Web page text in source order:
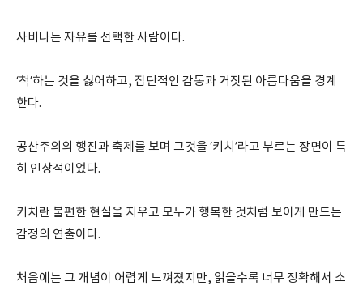
사비나는 자유를 선택한 사람이다.
‘척’하는 것을 싫어하고, 집단적인 감동과 거짓된 아름다움을 경계
한다.
공산주의의 행진과 축제를 보며 그것을 ‘키치’라고 부르는 장면이 특
히 인상적이었다.
키치란 불편한 현실을 지우고 모두가 행복한 것처럼 보이게 만드는
감정의 연출이다.
처음에는 그 개념이 어렵게 느껴졌지만, 읽을수록 너무 정확해서 소